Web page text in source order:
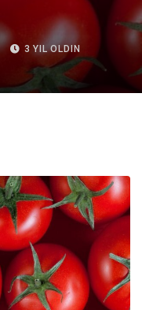
3 YIL OLDIN